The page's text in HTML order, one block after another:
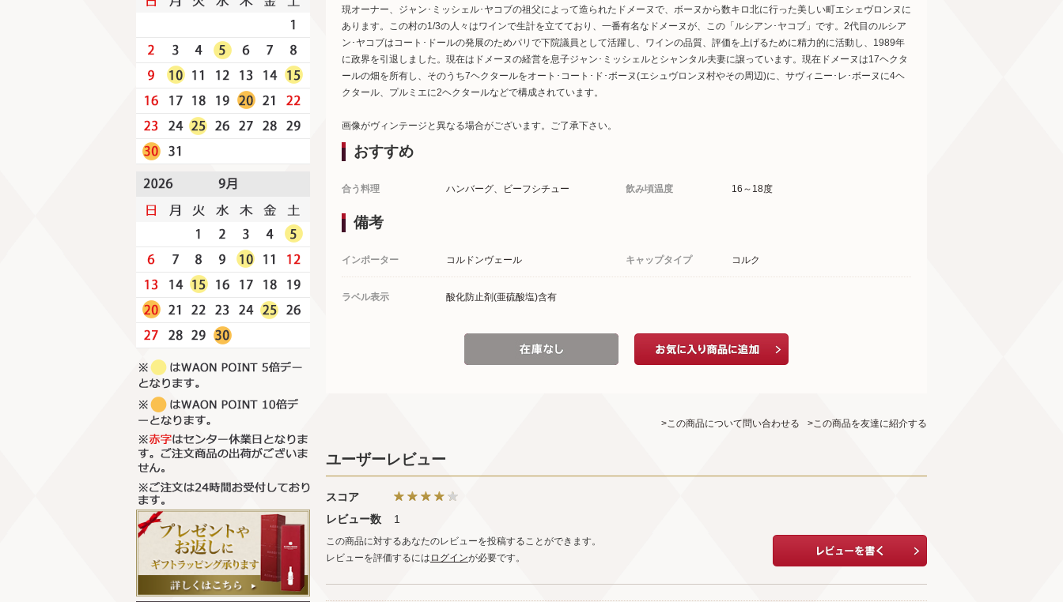
現オーナー、ジャン･ミッシェル･ヤコブの祖父によって造られたドメーヌで、ボーヌから数キロ北に行った美しい町エシェヴロンヌに
あります。この村の1/3の人々はワインで生計を立てており、一番有名なドメーヌが、この「ルシアン･ヤコブ」です。2代目のルシア
ン･ヤコブはコート･ドールの発展のためパリで下院議員として活躍し、ワインの品質、評価を上げるために精力的に活動し、1989年
に政界を引退しました。現在はドメーヌの経営を息子ジャン･ミッシェルとシャンタル夫妻に譲っています。現在ドメーヌは17ヘクタ
ールの畑を所有し、そのうち7ヘクタールをオート･コート･ド･ボーヌ(エシュヴロンヌ村やその周辺)に、サヴィニー･レ･ボーヌに4ヘ
クタール、プルミエに2ヘクタールなどで構成されています。
画像がヴィンテージと異なる場合がございます。ご了承下さい。
おすすめ
合う料理 ハンバーグ、ビーフシチュー 飲み頃温度 16～18度
備考
インポーター コルドンヴェール キャップタイプ コルク
ラベル表示 酸化防止剤(亜硫酸塩)含有
>この商品について問い合わせる >この商品を友達に紹介する
ユーザーレビュー
スコア
レビュー数
1
この商品に対するあなたのレビューを投稿することができます。
レビューを評価するには ログインが必要です。